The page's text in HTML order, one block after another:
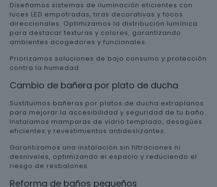
Diseñamos sistemas de iluminación eficientes con
luces LED empotradas, tiras decorativas y focos
direccionales. Optimizamos la distribución lumínica
para destacar texturas y colores, garantizando
ambientes acogedores y funcionales.
Priorizamos soluciones de bajo consumo y protección
contra la humedad.
Cambio de bañera por plato de ducha
Sustituimos bañeras por platos de ducha extraplanos
para mejorar la accesibilidad y seguridad de tu baño.
Instalamos mamparas de vidrio templado, desagües
eficientes y revestimientos antideslizantes.
Garantizamos una instalación sin filtraciones ni
desniveles, optimizando el espacio y reduciendo el
riesgo de resbalones.
Reforma de baños pequeños